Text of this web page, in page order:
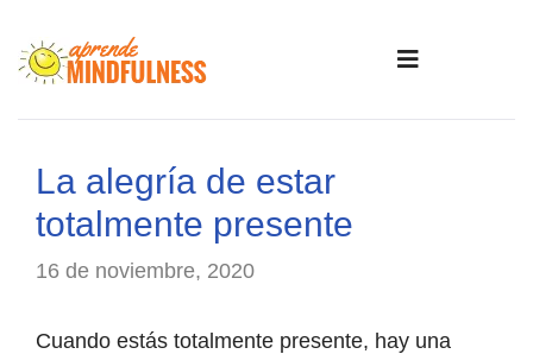
La alegría de estar
totalmente presente
16 de noviembre, 2020
Cuando estás totalmente presente, hay una